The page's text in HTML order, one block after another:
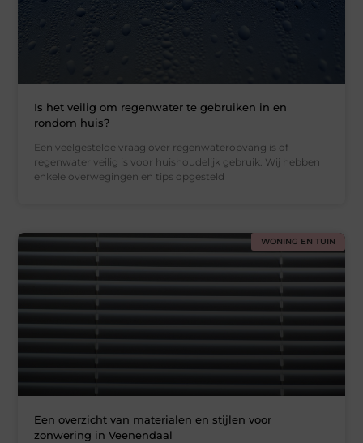
Is het veilig om regenwater te gebruiken in en
rondom huis?
Een veelgestelde vraag over regenwateropvang is of
regenwater veilig is voor huishoudelijk gebruik. Wij hebben
enkele overwegingen en tips opgesteld
WONING EN TUIN
Een overzicht van materialen en stijlen voor
zonwering in Veenendaal